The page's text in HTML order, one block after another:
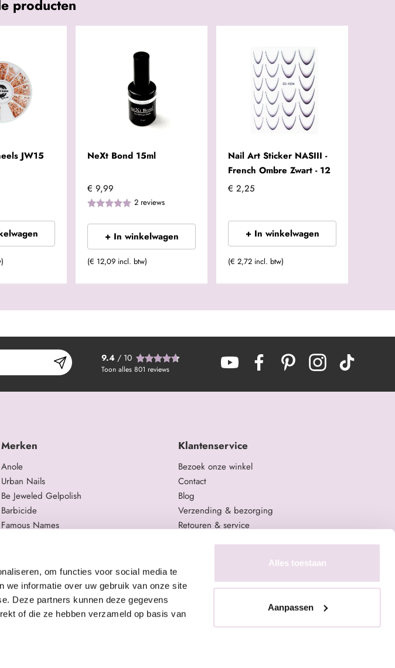
om functies voor social media te
we informatie over uw gebruik van onze site
Deze partners kunnen deze gegevens
of die ze hebben verzameld op basis van
Alles toestaan
Aanpassen
producten
JW15
NeXt Bond 15ml
€ 9,99
2 reviews
+ In winkelwagen
(€ 12,09 incl. btw)
Nail Art Sticker NASIII -
French Ombre Zwart - 12
€ 2,25
+ In winkelwagen
(€ 2,72 incl. btw)
9.4/ 10
Toon alles 801 reviews
Merken
Anole
Urban Nails
Be Jeweled Gelpolish
Barbicide
Famous Names
Staleks Pro
Klantenservice
Bezoek onze winkel
Contact
Blog
Verzending & bezorging
Retouren & service